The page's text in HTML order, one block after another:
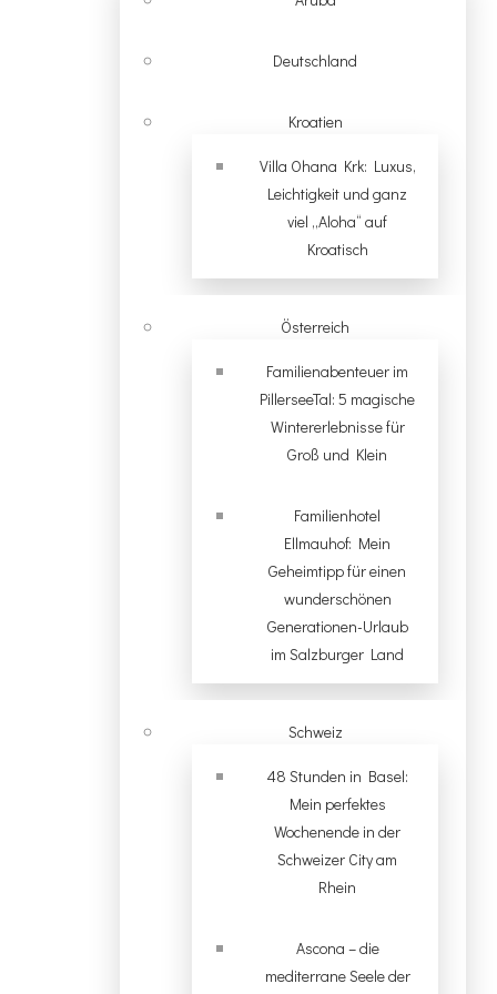
Deutschland
Kroatien
Villa Ohana Krk: Luxus,
Leichtigkeit und ganz
viel „Aloha“ auf
Kroatisch
Österreich
Familienabenteuer im
PillerseeTal: 5 magische
Wintererlebnisse für
Groß und Klein
Familienhotel
Ellmauhof: Mein
Geheimtipp für einen
wunderschönen
Generationen-Urlaub
im Salzburger Land
Schweiz
48 Stunden in Basel:
Mein perfektes
Wochenende in der
Schweizer City am
Rhein
Ascona – die
mediterrane Seele der